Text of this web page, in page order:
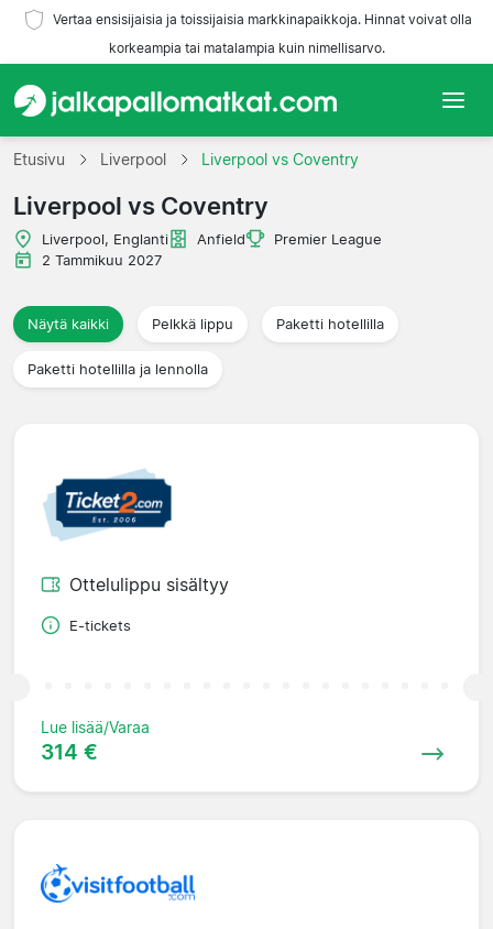
Vertaa ensisijaisia ja toissijaisia markkinapaikkoja. Hinnat voivat olla
korkeampia tai matalampia kuin nimellisarvo.
Etusivu
Joukkueet
Liigat
Matkatoimistoja
Etusivu Liverpool Liverpool vs Coventry
Liverpool vs Coventry
Liverpool, Englanti Anfield
Premier League
2 Tammikuu 2027
Näytä kaikki Pelkkä lippu Paketti hotellilla
Paketti hotellilla ja lennolla
Ottelulippu sisältyy
E-tickets
Lue lisää/Varaa
314 €